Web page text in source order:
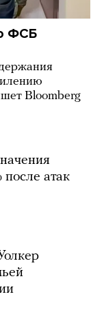
ФСБ
Bloomberg
атак